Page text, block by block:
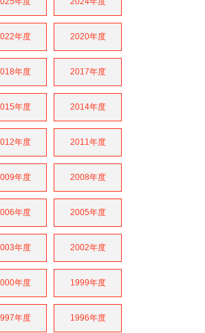
年度 2020年度
年度 2017年度
年度 2014年度
年度 2011年度
年度 2008年度
年度 2005年度
年度 2002年度
年度 1999年度
年度 1996年度